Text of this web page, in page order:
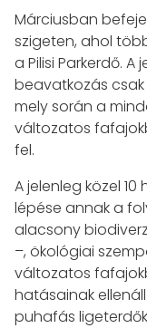
Márciusban
szigeten, ahol
a Pilisi Parkerdő. A
beavatkozás
mely során a
változatos
fel.
A jelenleg közel
lépése annak a
alacsony
–, ökológiai
változatos
hatásainak
puhafás